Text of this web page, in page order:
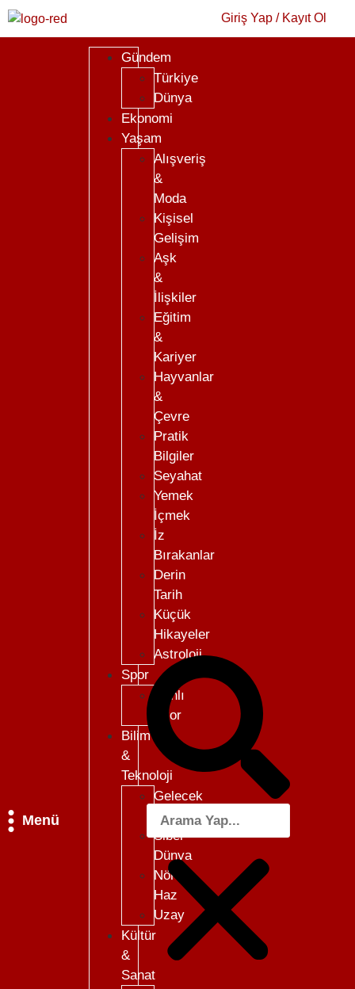
Giriş Yap / Kayıt Ol
Menü
Gündem
Türkiye
Dünya
Ekonomi
Yaşam
Alışveriş
&
Moda
Kişisel
Gelişim
Aşk
&
İlişkiler
Eğitim
&
Kariyer
Hayvanlar
&
Çevre
Pratik
Bilgiler
Seyahat
Yemek
İçmek
İz
Bırakanlar
Derin
Tarih
Küçük
Hikayeler
Astroloji
Spor
Canlı
Skor
Bilim
&
Teknoloji
Gelecek
101
Siber
Dünya
Nöro-
Haz
Uzay
Kültür
&
Sanat